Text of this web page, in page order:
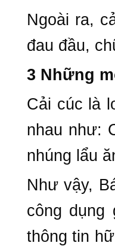
Ngoài ra,
đau đầu,
3 Những
Cải cúc là
nhau như:
nhúng lẩu
Như vậy,
công dụng
thông tin